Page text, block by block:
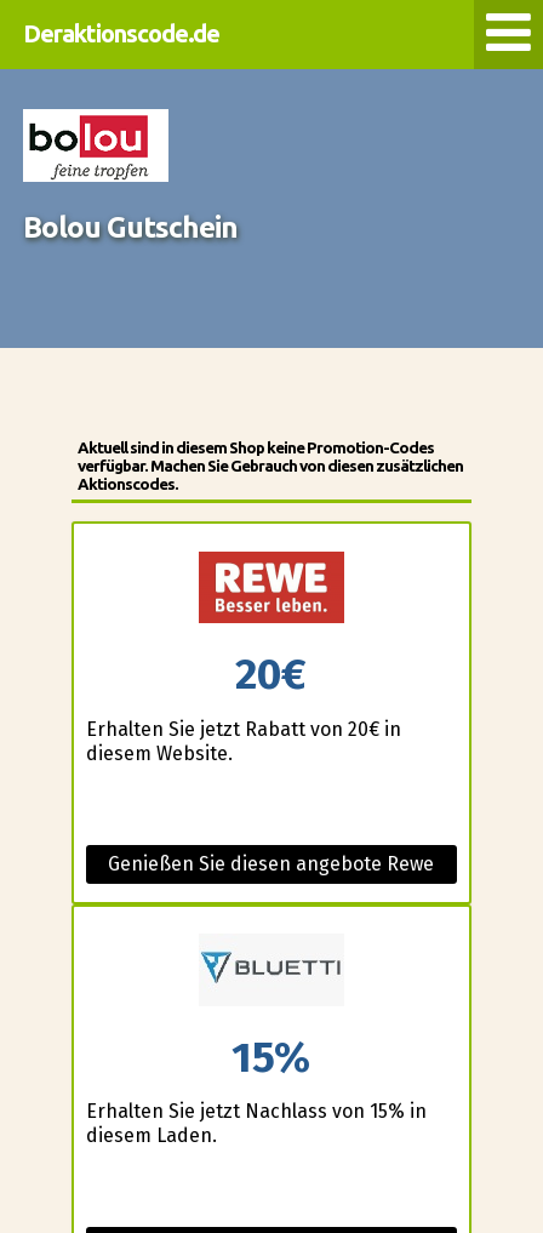
Deraktionscode.de
Bolou Gutschein
Aktuell sind in diesem Shop keine Promotion-Codes
verfügbar. Machen Sie Gebrauch von diesen zusätzlichen
Aktionscodes.
20€
Erhalten Sie jetzt Rabatt von 20€ in
diesem Website.
Genießen Sie diesen angebote Rewe
15%
Erhalten Sie jetzt Nachlass von 15% in
diesem Laden.